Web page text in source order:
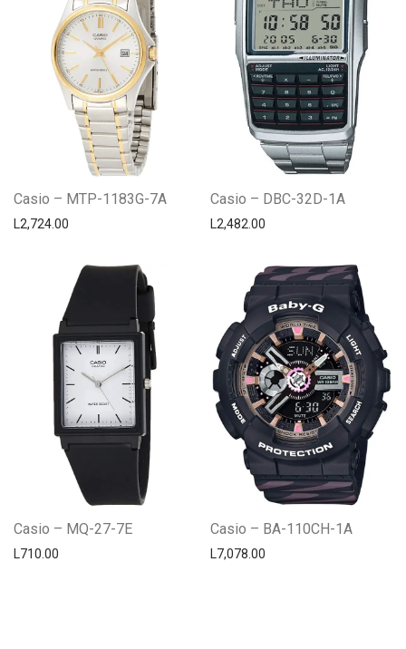
Casio – MTP-1183G-7A
L2,724.00
Casio – DBC-32D-1A
L2,482.00
Casio – MQ-27-7E
L710.00
Casio – BA-110CH-1A
L7,078.00